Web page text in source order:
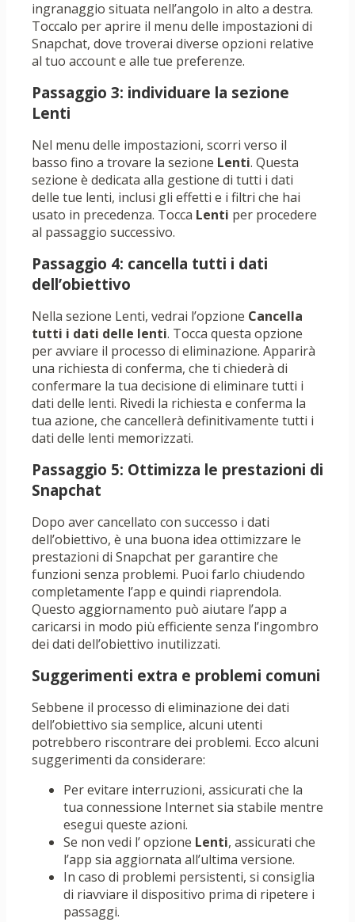
ingranaggio situata nell’angolo in alto a destra.
Toccalo per aprire il menu delle impostazioni di
Snapchat, dove troverai diverse opzioni relative
al tuo account e alle tue preferenze.
Passaggio 3: individuare la sezione
Lenti
Nel menu delle impostazioni, scorri verso il
basso fino a trovare la sezione Lenti. Questa
sezione è dedicata alla gestione di tutti i dati
delle tue lenti, inclusi gli effetti e i filtri che hai
usato in precedenza. Tocca Lenti per procedere
al passaggio successivo.
Passaggio 4: cancella tutti i dati
dell’obiettivo
Nella sezione Lenti, vedrai l’opzione Cancella
tutti i dati delle lenti. Tocca questa opzione
per avviare il processo di eliminazione. Apparirà
una richiesta di conferma, che ti chiederà di
confermare la tua decisione di eliminare tutti i
dati delle lenti. Rivedi la richiesta e conferma la
tua azione, che cancellerà definitivamente tutti i
dati delle lenti memorizzati.
Passaggio 5: Ottimizza le prestazioni di
Snapchat
Dopo aver cancellato con successo i dati
dell’obiettivo, è una buona idea ottimizzare le
prestazioni di Snapchat per garantire che
funzioni senza problemi. Puoi farlo chiudendo
completamente l’app e quindi riaprendola.
Questo aggiornamento può aiutare l’app a
caricarsi in modo più efficiente senza l’ingombro
dei dati dell’obiettivo inutilizzati.
Suggerimenti extra e problemi comuni
Sebbene il processo di eliminazione dei dati
dell’obiettivo sia semplice, alcuni utenti
potrebbero riscontrare dei problemi. Ecco alcuni
suggerimenti da considerare:
Per evitare interruzioni, assicurati che la
tua connessione Internet sia stabile mentre
esegui queste azioni.
Se non vedi l’ opzione Lenti, assicurati che
l’app sia aggiornata all’ultima versione.
In caso di problemi persistenti, si consiglia
di riavviare il dispositivo prima di ripetere i
passaggi.